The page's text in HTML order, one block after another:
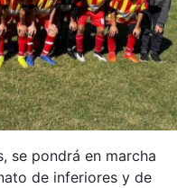
se pondrá en marcha
de inferiores y de